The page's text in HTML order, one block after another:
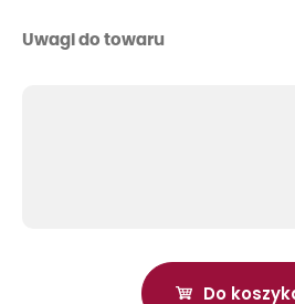
Uwagi do towaru